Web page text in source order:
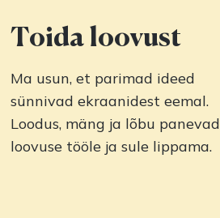
Toida loovust
Ma usun, et parimad ideed
sünnivad ekraanidest eemal.
Loodus, mäng ja lõbu panevad
loovuse tööle ja sule lippama.